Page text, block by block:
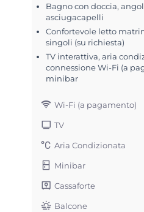
Bagno con doccia,
asciugacapelli
Confortevole letto
singoli (su richiesta)
TV interattiva, aria
connessione Wi-Fi (a
minibar
Wi-Fi (a pagamento)
TV
Aria Condizionata
Minibar
Cassaforte
Balcone